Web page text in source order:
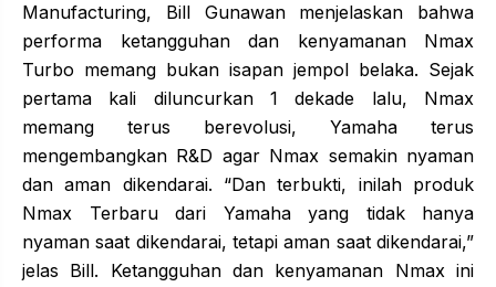
Manufacturing, Bill Gunawan menjelaskan bahwa
performa ketangguhan dan kenyamanan Nmax
Turbo memang bukan isapan jempol belaka. Sejak
pertama kali diluncurkan 1 dekade lalu, Nmax
memang terus berevolusi, Yamaha terus
mengembangkan R&D agar Nmax semakin nyaman
dan aman dikendarai. “Dan terbukti, inilah produk
Nmax Terbaru dari Yamaha yang tidak hanya
nyaman saat dikendarai, tetapi aman saat dikendarai,”
jelas Bill. Ketangguhan dan kenyamanan Nmax ini